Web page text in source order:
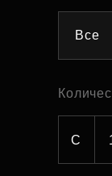
Все
С